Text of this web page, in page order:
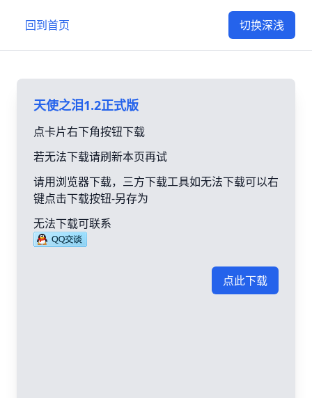
回到首页 切换深浅
天使之泪1.2正式版
点卡片右下角按钮下载
若无法下载请刷新本页再试
请用浏览器下载，三方下载工具如无法下载可以右
键点击下载按钮-另存为
无法下载可联系
点此下载